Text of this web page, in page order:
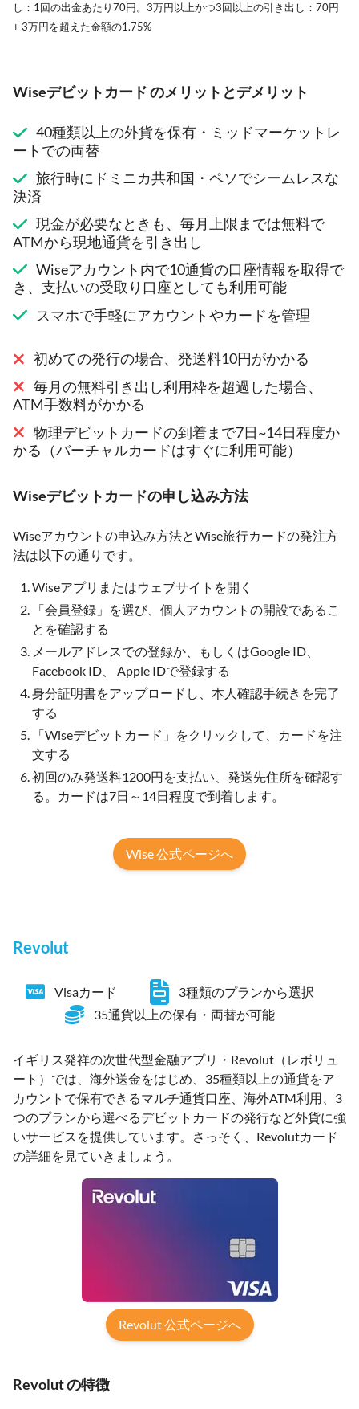
し：1回の出金あたり70円。3万円以上かつ3回以上の引き出し：70円
+ 3万円を超えた金額の1.75%
Wiseデビットカード のメリットとデメリット
40種類以上の外貨を保有・ミッドマーケットレ
ートでの両替
旅行時にドミニカ共和国・ペソでシームレスな
決済
現金が必要なときも、毎月上限までは無料で
ATMから現地通貨を引き出し
Wiseアカウント内で10通貨の口座情報を取得で
き、支払いの受取り口座としても利用可能
スマホで手軽にアカウントやカードを管理
初めての発行の場合、発送料10円がかかる
毎月の無料引き出し利用枠を超過した場合、
ATM手数料がかかる
物理デビットカードの到着まで7日~14日程度か
かる（バーチャルカードはすぐに利用可能）
Wiseデビットカードの申し込み方法
Wiseアカウントの申込み方法とWise旅行カードの発注方
法は以下の通りです。
Wiseアプリまたはウェブサイトを開く
「会員登録」を選び、個人アカウントの開設であるこ
とを確認する
メールアドレスでの登録か、もしくはGoogle ID、
Facebook ID、 Apple IDで登録する
身分証明書をアップロードし、本人確認手続きを完了
する
「Wiseデビットカード」をクリックして、カードを注
文する
初回のみ発送料1200円を支払い、発送先住所を確認す
る。カードは7日～14日程度で到着します。
Wise 公式ページへ
Revolut
Visaカード
3種類のプランから選択
35通貨以上の保有・両替が可能
イギリス発祥の次世代型金融アプリ・Revolut（レボリュ
ート）では、海外送金をはじめ、35種類以上の通貨をア
カウントで保有できるマルチ通貨口座、海外ATM利用、3
つのプランから選べるデビットカードの発行など外貨に強
いサービスを提供しています。さっそく、Revolutカード
の詳細を見ていきましょう。
Revolut 公式ページへ
Revolut の特徴